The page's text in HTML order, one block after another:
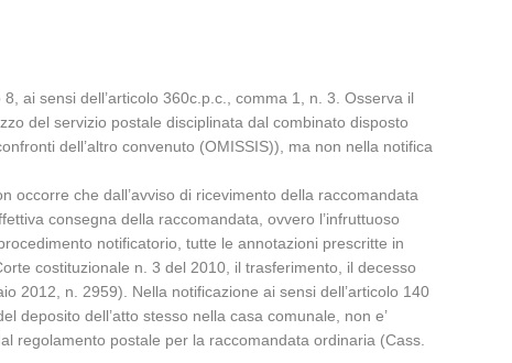
ai sensi dell’articolo 360c.p.c., comma 1, n. 3. Osserva il
del servizio postale disciplinata dal combinato disposto
dell’altro convenuto (OMISSIS)), ma non nella notifica
occorre che dall’avviso di ricevimento della raccomandata
consegna della raccomandata, ovvero l’infruttuoso
notificatorio, tutte le annotazioni prescritte in
costituzionale n. 3 del 2010, il trasferimento, il decesso
2012, n. 2959). Nella notificazione ai sensi dell’articolo 140
deposito dell’atto stesso nella casa comunale, non e’
regolamento postale per la raccomandata ordinaria (Cass.